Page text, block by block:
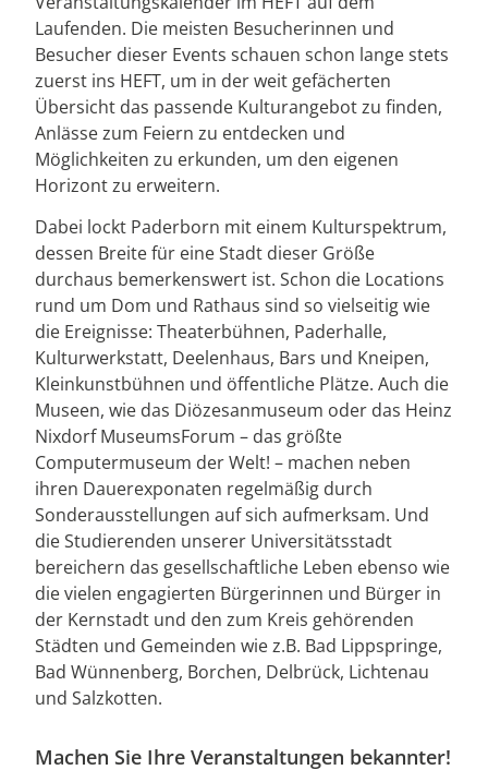
Laufenden. Die meisten Besucherinnen und
Besucher dieser Events schauen schon lange stets
zuerst ins HEFT, um in der weit gefächerten
Übersicht das passende Kulturangebot zu finden,
Anlässe zum Feiern zu entdecken und
Möglichkeiten zu erkunden, um den eigenen
Horizont zu erweitern.
Dabei lockt Paderborn mit einem Kulturspektrum,
dessen Breite für eine Stadt dieser Größe
durchaus bemerkenswert ist. Schon die Locations
rund um Dom und Rathaus sind so vielseitig wie
die Ereignisse: Theaterbühnen, Paderhalle,
Kulturwerkstatt, Deelenhaus, Bars und Kneipen,
Kleinkunstbühnen und öffentliche Plätze. Auch die
Museen, wie das Diözesanmuseum oder das Heinz
Nixdorf MuseumsForum – das größte
Computermuseum der Welt! – machen neben
ihren Dauerexponaten regelmäßig durch
Sonderausstellungen auf sich aufmerksam. Und
die Studierenden unserer Universitätsstadt
bereichern das gesellschaftliche Leben ebenso wie
die vielen engagierten Bürgerinnen und Bürger in
der Kernstadt und den zum Kreis gehörenden
Städten und Gemeinden wie z.B. Bad Lippspringe,
Bad Wünnenberg, Borchen, Delbrück, Lichtenau
und Salzkotten.
Machen Sie Ihre Veranstaltungen bekannter!